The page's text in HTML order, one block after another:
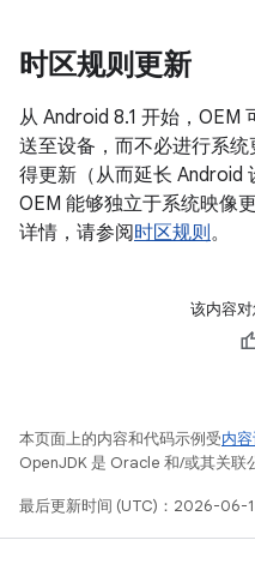
时区规则更新
从 Android 8.1 开始，OEM
送至设备，而不必进行系
得更新（从而延长 Android
OEM 能够独立于系统映像
详情，请参阅时区规则。
该内容
本页面上的内容和代码示例受内
OpenJDK 是 Oracle 和/或其关联
最后更新时间 (UTC)：2026-06-